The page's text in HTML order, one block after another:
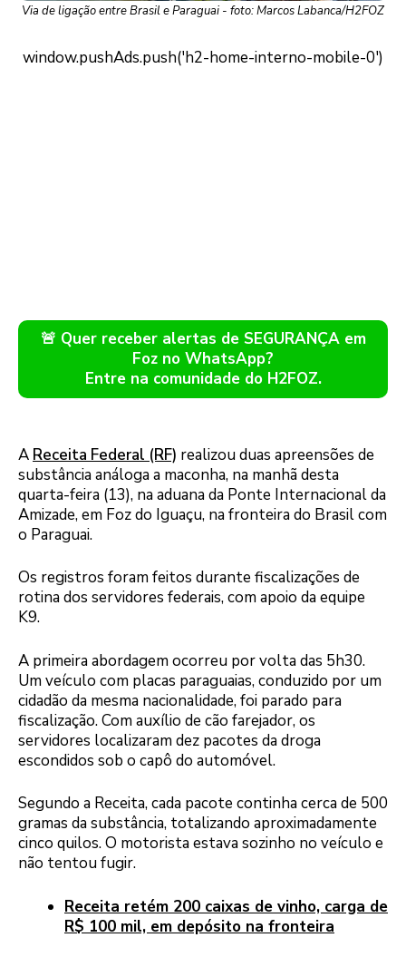
Via de ligação entre Brasil e Paraguai - foto: Marcos Labanca/H2FOZ
🚨 Quer receber alertas de SEGURANÇA em
Foz no WhatsApp?
Entre na comunidade do H2FOZ.
A Receita Federal (RF) realizou duas apreensões de
substância análoga a maconha, na manhã desta
quarta-feira (13), na aduana da Ponte Internacional da
Amizade, em Foz do Iguaçu, na fronteira do Brasil com
o Paraguai.
Os registros foram feitos durante fiscalizações de
rotina dos servidores federais, com apoio da equipe
K9.
A primeira abordagem ocorreu por volta das 5h30.
Um veículo com placas paraguaias, conduzido por um
cidadão da mesma nacionalidade, foi parado para
fiscalização. Com auxílio de cão farejador, os
servidores localizaram dez pacotes da droga
escondidos sob o capô do automóvel.
Segundo a Receita, cada pacote continha cerca de 500
gramas da substância, totalizando aproximadamente
cinco quilos. O motorista estava sozinho no veículo e
não tentou fugir.
Receita retém 200 caixas de vinho, carga de
R$ 100 mil, em depósito na fronteira